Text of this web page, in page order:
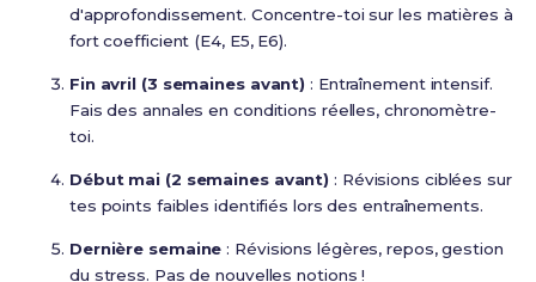
d'approfondissement. Concentre-toi sur les matières à
fort coefficient (E4, E5, E6).
Fin avril (3 semaines avant) : Entraînement intensif.
Fais des annales en conditions réelles, chronomètre-
toi.
Début mai (2 semaines avant) : Révisions ciblées sur
tes points faibles identifiés lors des entraînements.
Dernière semaine : Révisions légères, repos, gestion
du stress. Pas de nouvelles notions !